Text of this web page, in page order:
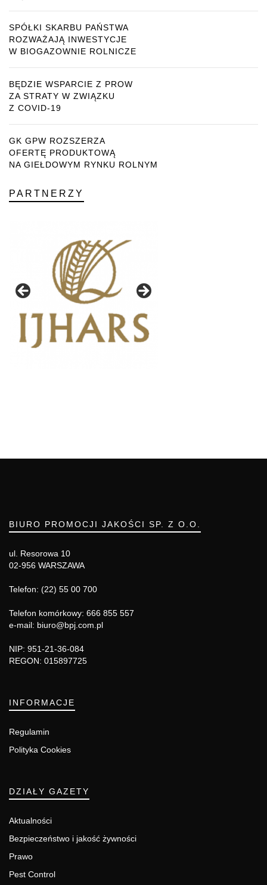
SPÓŁKI SKARBU PAŃSTWA
ROZWAŻAJĄ INWESTYCJE
W BIOGAZOWNIE ROLNICZE
BĘDZIE WSPARCIE Z PROW
ZA STRATY W ZWIĄZKU
Z COVID-19
GK GPW ROZSZERZA
OFERTĘ PRODUKTOWĄ
NA GIEŁDOWYM RYNKU ROLNYM
PARTNERZY
BIURO PROMOCJI JAKOŚCI SP. Z O.O.
ul. Resorowa 10
02-956 WARSZAWA
Telefon: (22) 55 00 700
Telefon komórkowy: 666 855 557
e-mail: biuro@bpj.com.pl
NIP: 951-21-36-084
REGON: 015897725
INFORMACJE
Regulamin
Polityka Cookies
DZIAŁY GAZETY
Aktualności
Bezpieczeństwo i jakość żywności
Prawo
Pest Control